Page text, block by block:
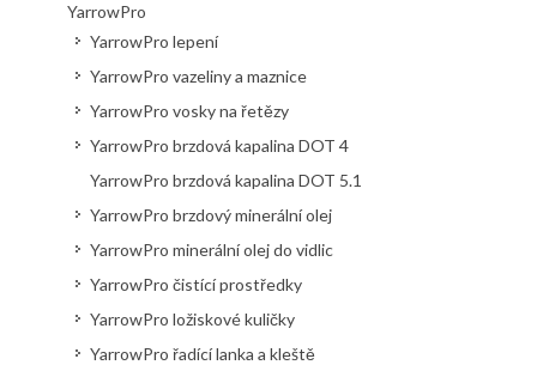
YarrowPro
YarrowPro lepení
YarrowPro vazeliny a maznice
YarrowPro vosky na řetězy
YarrowPro brzdová kapalina DOT 4
YarrowPro brzdová kapalina DOT 5.1
YarrowPro brzdový minerální olej
YarrowPro minerální olej do vidlic
YarrowPro čistící prostředky
YarrowPro ložiskové kuličky
YarrowPro řadící lanka a kleště